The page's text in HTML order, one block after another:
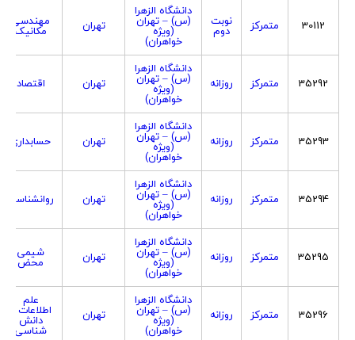
30112 متمرکز نوبت
دوم
دانشگاه الزهرا
(س) – تهران
(ویژه
خواهران)
تهران مهندسی
مکانیک
35292 متمرکز روزانه
دانشگاه الزهرا
(س) – تهران
(ویژه
خواهران)
تهران اقتصاد
35293 متمرکز روزانه
دانشگاه الزهرا
(س) – تهران
(ویژه
خواهران)
تهران حسابداری
35294 متمرکز روزانه
دانشگاه الزهرا
(س) – تهران
(ویژه
خواهران)
تهران روانشناسی
35295 متمرکز روزانه
دانشگاه الزهرا
(س) – تهران
(ویژه
خواهران)
تهران شیمی
محض
35296 متمرکز روزانه
دانشگاه الزهرا
(س) – تهران
(ویژه
خواهران)
تهران
علم
اطلاعات و
دانش
شناسی